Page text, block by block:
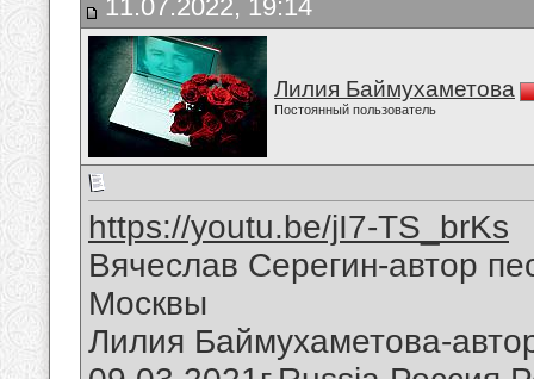
11.07.2022, 19:14
Лилия Баймухаметова
Постоянный пользователь
https://youtu.be/jI7-TS_brKs
Вячеслав Серегин-автор
Москвы
Лилия Баймухаметова-